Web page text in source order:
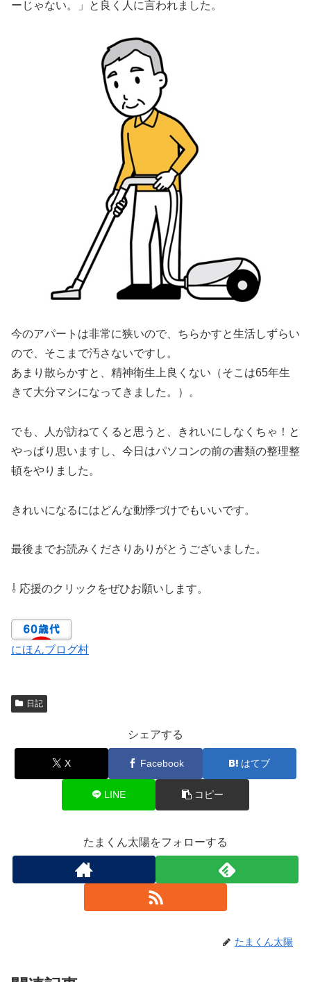
ーじゃない。」と良く人に言われました。
今のアパートは非常に狭いので、ちらかすと生活しずらい
ので、そこまで汚さないですし。
あまり散らかすと、精神衛生上良くない（そこは65年生
きて大分マシになってきました。）。
でも、人が訪ねてくると思うと、きれいにしなくちゃ！と
やっぱり思いますし、今日はパソコンの前の書類の整理整
頓をやりました。
きれいになるにはどんな動悸づけでもいいです。
最後までお読みくださりありがとうございました。
⇩ 応援のクリックをぜひお願いします。
にほんブログ村
日記
シェアする
X Facebook はてブ
LINE コピー
たまくん太陽をフォローする
たまくん太陽